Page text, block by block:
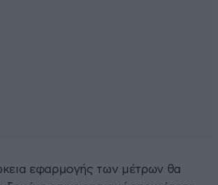
εφαρμογής των μέτρων θα